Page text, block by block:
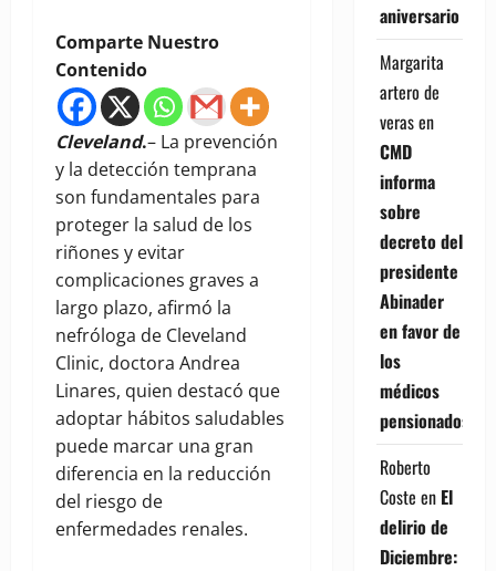
Comparte Nuestro
Contenido
Cleveland.– La prevención
y la detección temprana
son fundamentales para
proteger la salud de los
riñones y evitar
complicaciones graves a
largo plazo, afirmó la
nefróloga de Cleveland
Clinic, doctora Andrea
Linares, quien destacó que
adoptar hábitos saludables
puede marcar una gran
diferencia en la reducción
del riesgo de
enfermedades renales.
aniversario
Margarita
artero de
verasen
CMD
informa
sobre
decreto del
presidente
Abinader
en favor de
los
médicos
pensionados
Roberto
Coste en El
delirio de
Diciembre: